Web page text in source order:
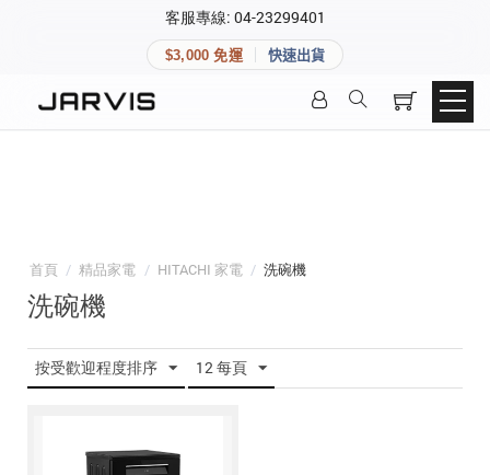
客服專線: 04-23299401
$3,000 免運 快速出貨
首頁 / 精品家電 / HITACHI 家電 / 洗碗機
洗碗機
按受歡迎程度排序 12 每頁
快速連結
登入後可查看訂單、會員資料與收藏清單。
建立新帳號